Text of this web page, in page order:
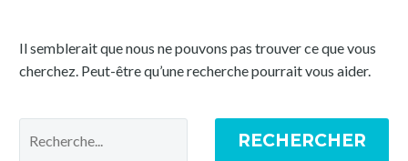
Il semblerait que nous ne pouvons pas trouver ce que vous
cherchez. Peut-être qu’une recherche pourrait vous aider.
RECHERCHER